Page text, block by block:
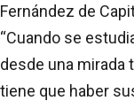
Fernández de
“Cuando se
desde una mirada
tiene que haber